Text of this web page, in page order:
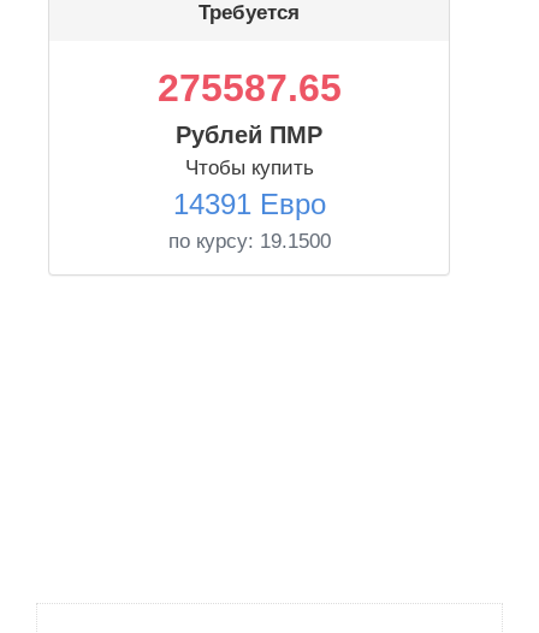
Требуется
275587.65
Рублей ПМР
Чтобы купить
14391 Евро
по курсу: 19.1500